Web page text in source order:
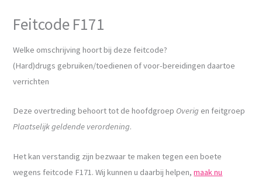
Feitcode F171
Welke omschrijving hoort bij deze feitcode?
(Hard)drugs gebruiken/toedienen of voor-bereidingen daartoe
verrichten
Deze overtreding behoort tot de hoofdgroep Overig en feitgroep
Plaatselijk geldende verordening.
Het kan verstandig zijn bezwaar te maken tegen een boete
wegens feitcode F171. Wij kunnen u daarbij helpen,maak nu